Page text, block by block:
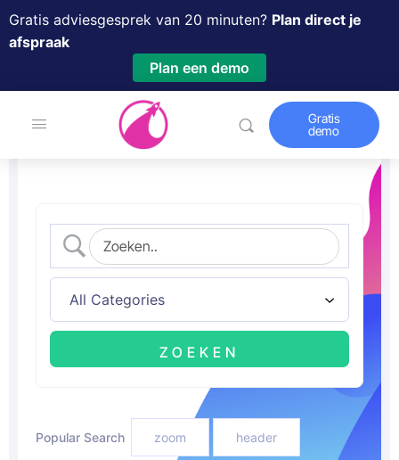
Gratis adviesgesprek van 20 minuten? Plan direct je
afspraak
Plan een demo
Gratis
demo
Popular Search zoom header